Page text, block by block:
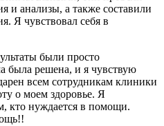
и анализы, а также составили
Я чувствовал себя в
были просто
была решена, и я чувствую
всем сотрудникам клиники
о моем здоровье. Я
кто нуждается в помощи.